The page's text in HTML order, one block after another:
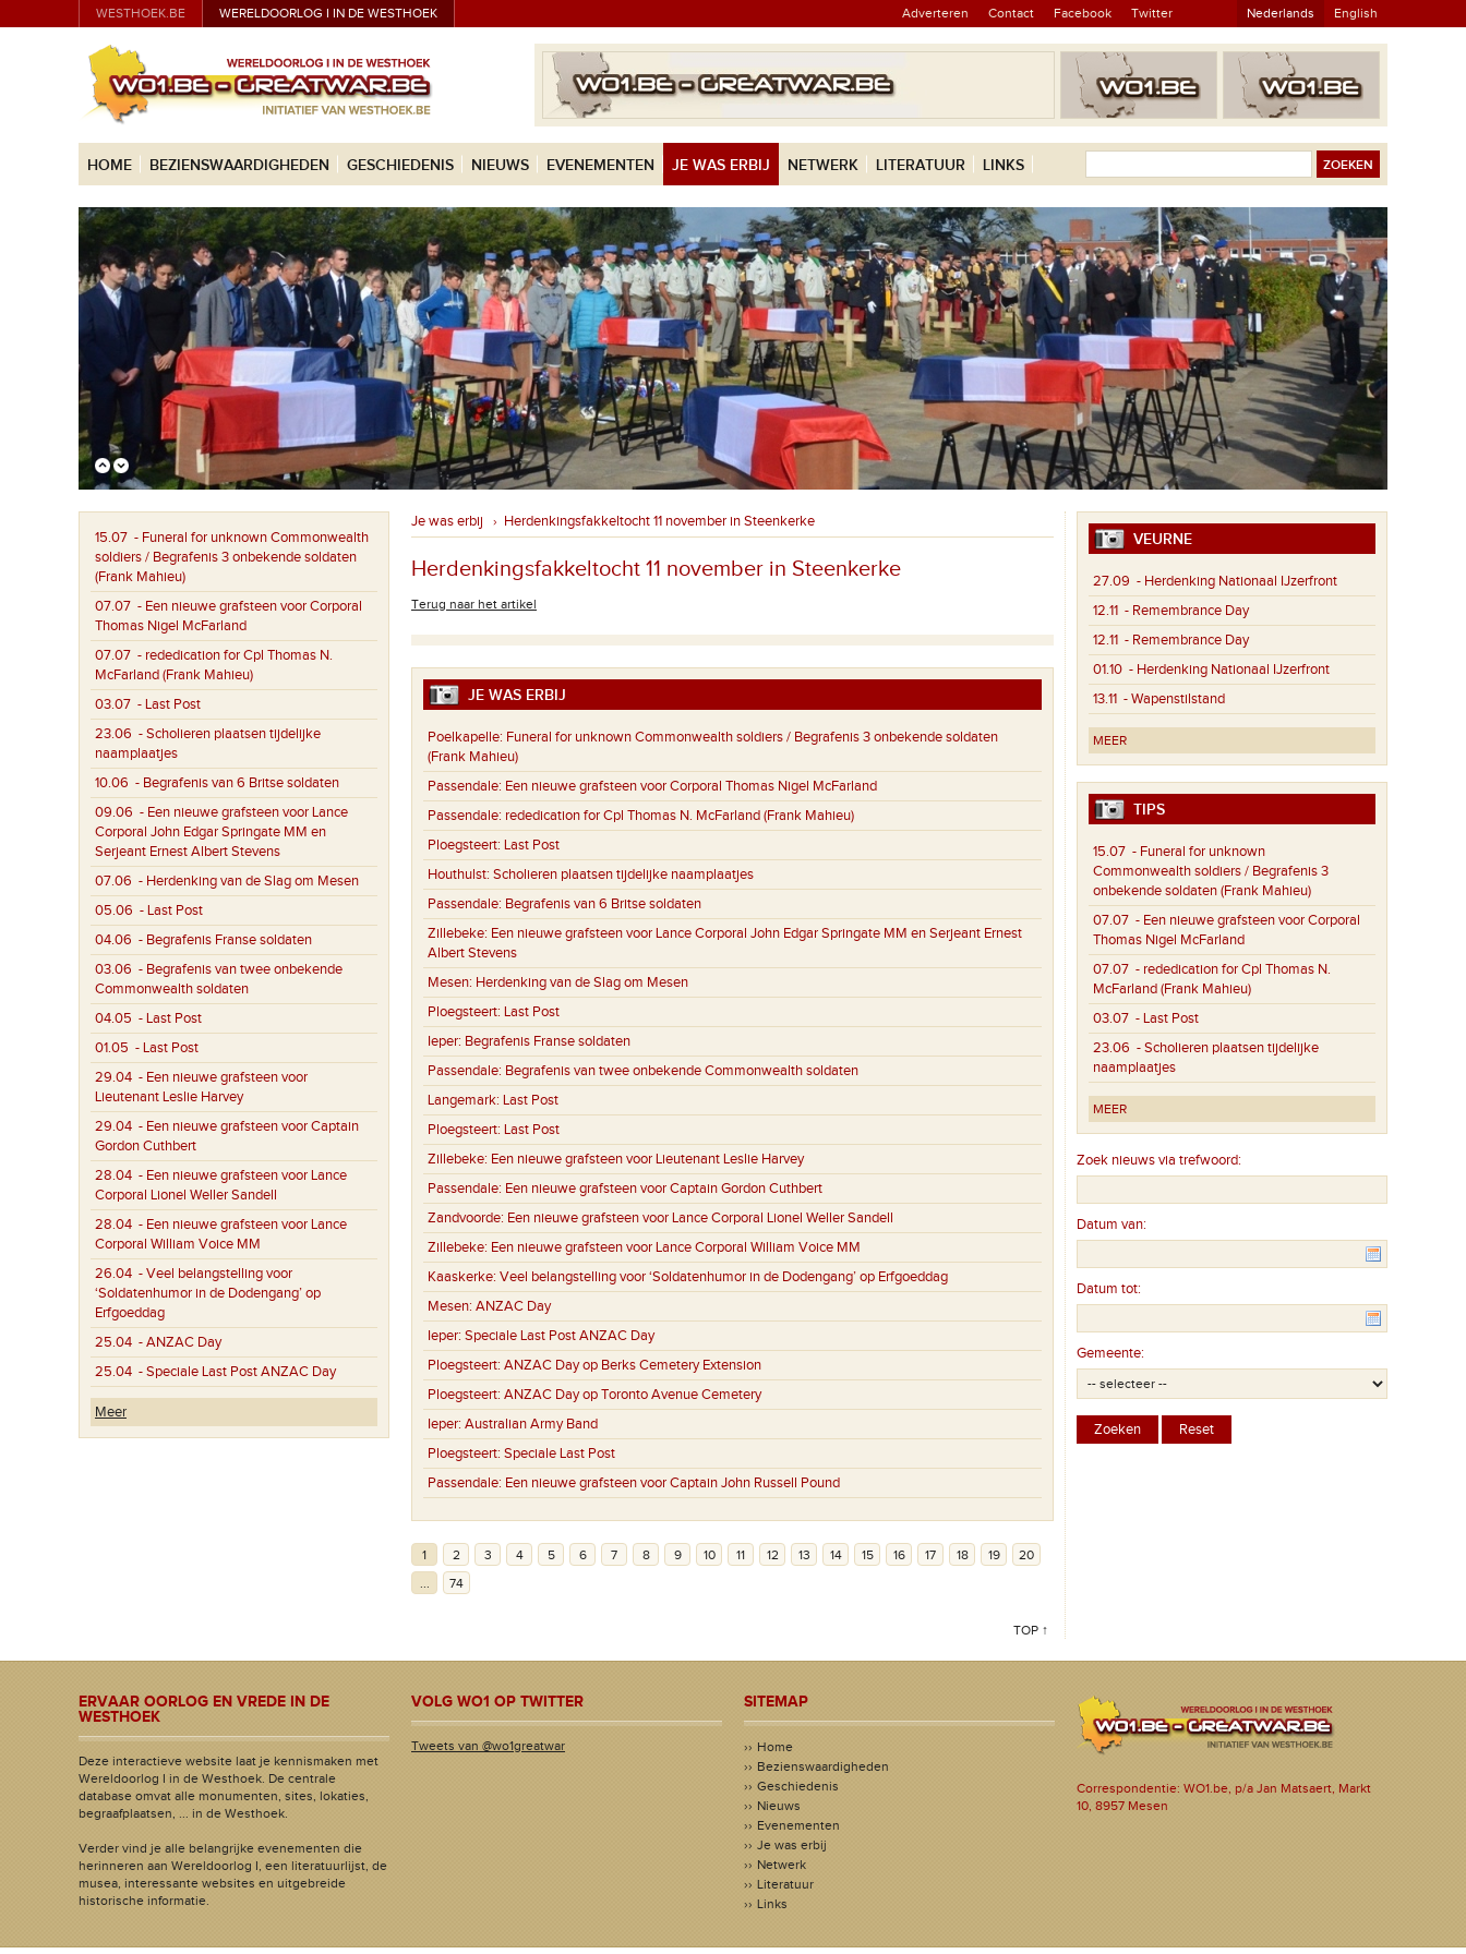
WESTHOEK.BE WERELDOORLOG I IN DE WESTHOEK Adverteren Contact Facebook Twitter Nederlands English
HOME BEZIENSWAARDIGHEDEN GESCHIEDENIS NIEUWS EVENEMENTEN JE WAS ERBIJ NETWERK LITERATUUR LINKS
15.07 - Funeral for unknown Commonwealth
soldiers / Begrafenis 3 onbekende soldaten
(Frank Mahieu)
07.07 - Een nieuwe grafsteen voor Corporal
Thomas Nigel McFarland
07.07 - rededication for Cpl Thomas N.
McFarland (Frank Mahieu)
03.07 - Last Post
23.06 - Scholieren plaatsen tijdelijke
naamplaatjes
10.06 - Begrafenis van 6 Britse soldaten
09.06 - Een nieuwe grafsteen voor Lance
Corporal John Edgar Springate MM en
Serjeant Ernest Albert Stevens
07.06 - Herdenking van de Slag om Mesen
05.06 - Last Post
04.06 - Begrafenis Franse soldaten
03.06 - Begrafenis van twee onbekende
Commonwealth soldaten
04.05 - Last Post
01.05 - Last Post
29.04 - Een nieuwe grafsteen voor
Lieutenant Leslie Harvey
29.04 - Een nieuwe grafsteen voor Captain
Gordon Cuthbert
28.04 - Een nieuwe grafsteen voor Lance
Corporal Lionel Weller Sandell
28.04 - Een nieuwe grafsteen voor Lance
Corporal William Voice MM
26.04 - Veel belangstelling voor
‘Soldatenhumor in de Dodengang’ op
Erfgoeddag
25.04 - ANZAC Day
25.04 - Speciale Last Post ANZAC Day
Meer
Je was erbij › Herdenkingsfakkeltocht 11 november in Steenkerke
Herdenkingsfakkeltocht 11 november in Steenkerke
Terug naar het artikel
JE WAS ERBIJ
Poelkapelle: Funeral for unknown Commonwealth soldiers / Begrafenis 3 onbekende soldaten
(Frank Mahieu)
Passendale: Een nieuwe grafsteen voor Corporal Thomas Nigel McFarland
Passendale: rededication for Cpl Thomas N. McFarland (Frank Mahieu)
Ploegsteert: Last Post
Houthulst: Scholieren plaatsen tijdelijke naamplaatjes
Passendale: Begrafenis van 6 Britse soldaten
Zillebeke: Een nieuwe grafsteen voor Lance Corporal John Edgar Springate MM en Serjeant Ernest
Albert Stevens
Mesen: Herdenking van de Slag om Mesen
Ploegsteert: Last Post
Ieper: Begrafenis Franse soldaten
Passendale: Begrafenis van twee onbekende Commonwealth soldaten
Langemark: Last Post
Ploegsteert: Last Post
Zillebeke: Een nieuwe grafsteen voor Lieutenant Leslie Harvey
Passendale: Een nieuwe grafsteen voor Captain Gordon Cuthbert
Zandvoorde: Een nieuwe grafsteen voor Lance Corporal Lionel Weller Sandell
Zillebeke: Een nieuwe grafsteen voor Lance Corporal William Voice MM
Kaaskerke: Veel belangstelling voor ‘Soldatenhumor in de Dodengang’ op Erfgoeddag
Mesen: ANZAC Day
Ieper: Speciale Last Post ANZAC Day
Ploegsteert: ANZAC Day op Berks Cemetery Extension
Ploegsteert: ANZAC Day op Toronto Avenue Cemetery
Ieper: Australian Army Band
Ploegsteert: Speciale Last Post
Passendale: Een nieuwe grafsteen voor Captain John Russell Pound
1 2 3 4 5 6 7 8 9 10 11 12 13 14 15 16 17 18 19
20
...
74
TOP ↑
VEURNE
27.09 - Herdenking Nationaal IJzerfront
12.11 - Remembrance Day
12.11 - Remembrance Day
01.10 - Herdenking Nationaal IJzerfront
13.11 - Wapenstilstand
MEER
TIPS
15.07 - Funeral for unknown
Commonwealth soldiers / Begrafenis 3
onbekende soldaten (Frank Mahieu)
07.07 - Een nieuwe grafsteen voor Corporal
Thomas Nigel McFarland
07.07 - rededication for Cpl Thomas N.
McFarland (Frank Mahieu)
03.07 - Last Post
23.06 - Scholieren plaatsen tijdelijke
naamplaatjes
MEER
Zoek nieuws via trefwoord:
Datum van:
Datum tot:
Gemeente:
ERVAAR OORLOG EN VREDE IN DE
WESTHOEK
Deze interactieve website laat je kennismaken met
Wereldoorlog I in de Westhoek. De centrale
database omvat alle monumenten, sites, lokaties,
begraafplaatsen, ... in de Westhoek.
Verder vind je alle belangrijke evenementen die
herinneren aan Wereldoorlog I, een literatuurlijst, de
musea, interessante websites en uitgebreide
historische informatie.
VOLG WO1 OP TWITTER
Tweets van @wo1greatwar
SITEMAP
Home
Bezienswaardigheden
Geschiedenis
Nieuws
Evenementen
Je was erbij
Netwerk
Literatuur
Links
Correspondentie: WO1.be, p/a Jan Matsaert, Markt
10, 8957 Mesen